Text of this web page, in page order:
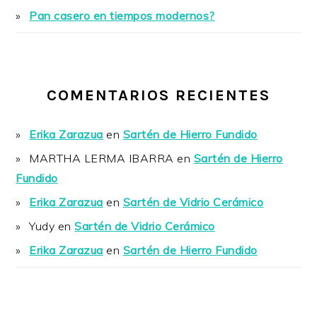
Pan casero en tiempos modernos?
COMENTARIOS RECIENTES
Erika Zarazua en Sartén de Hierro Fundido
MARTHA LERMA IBARRA en Sartén de Hierro
Fundido
Erika Zarazua en Sartén de Vidrio Cerámico
Yudy enSartén de Vidrio Cerámico
Erika Zarazua en Sartén de Hierro Fundido